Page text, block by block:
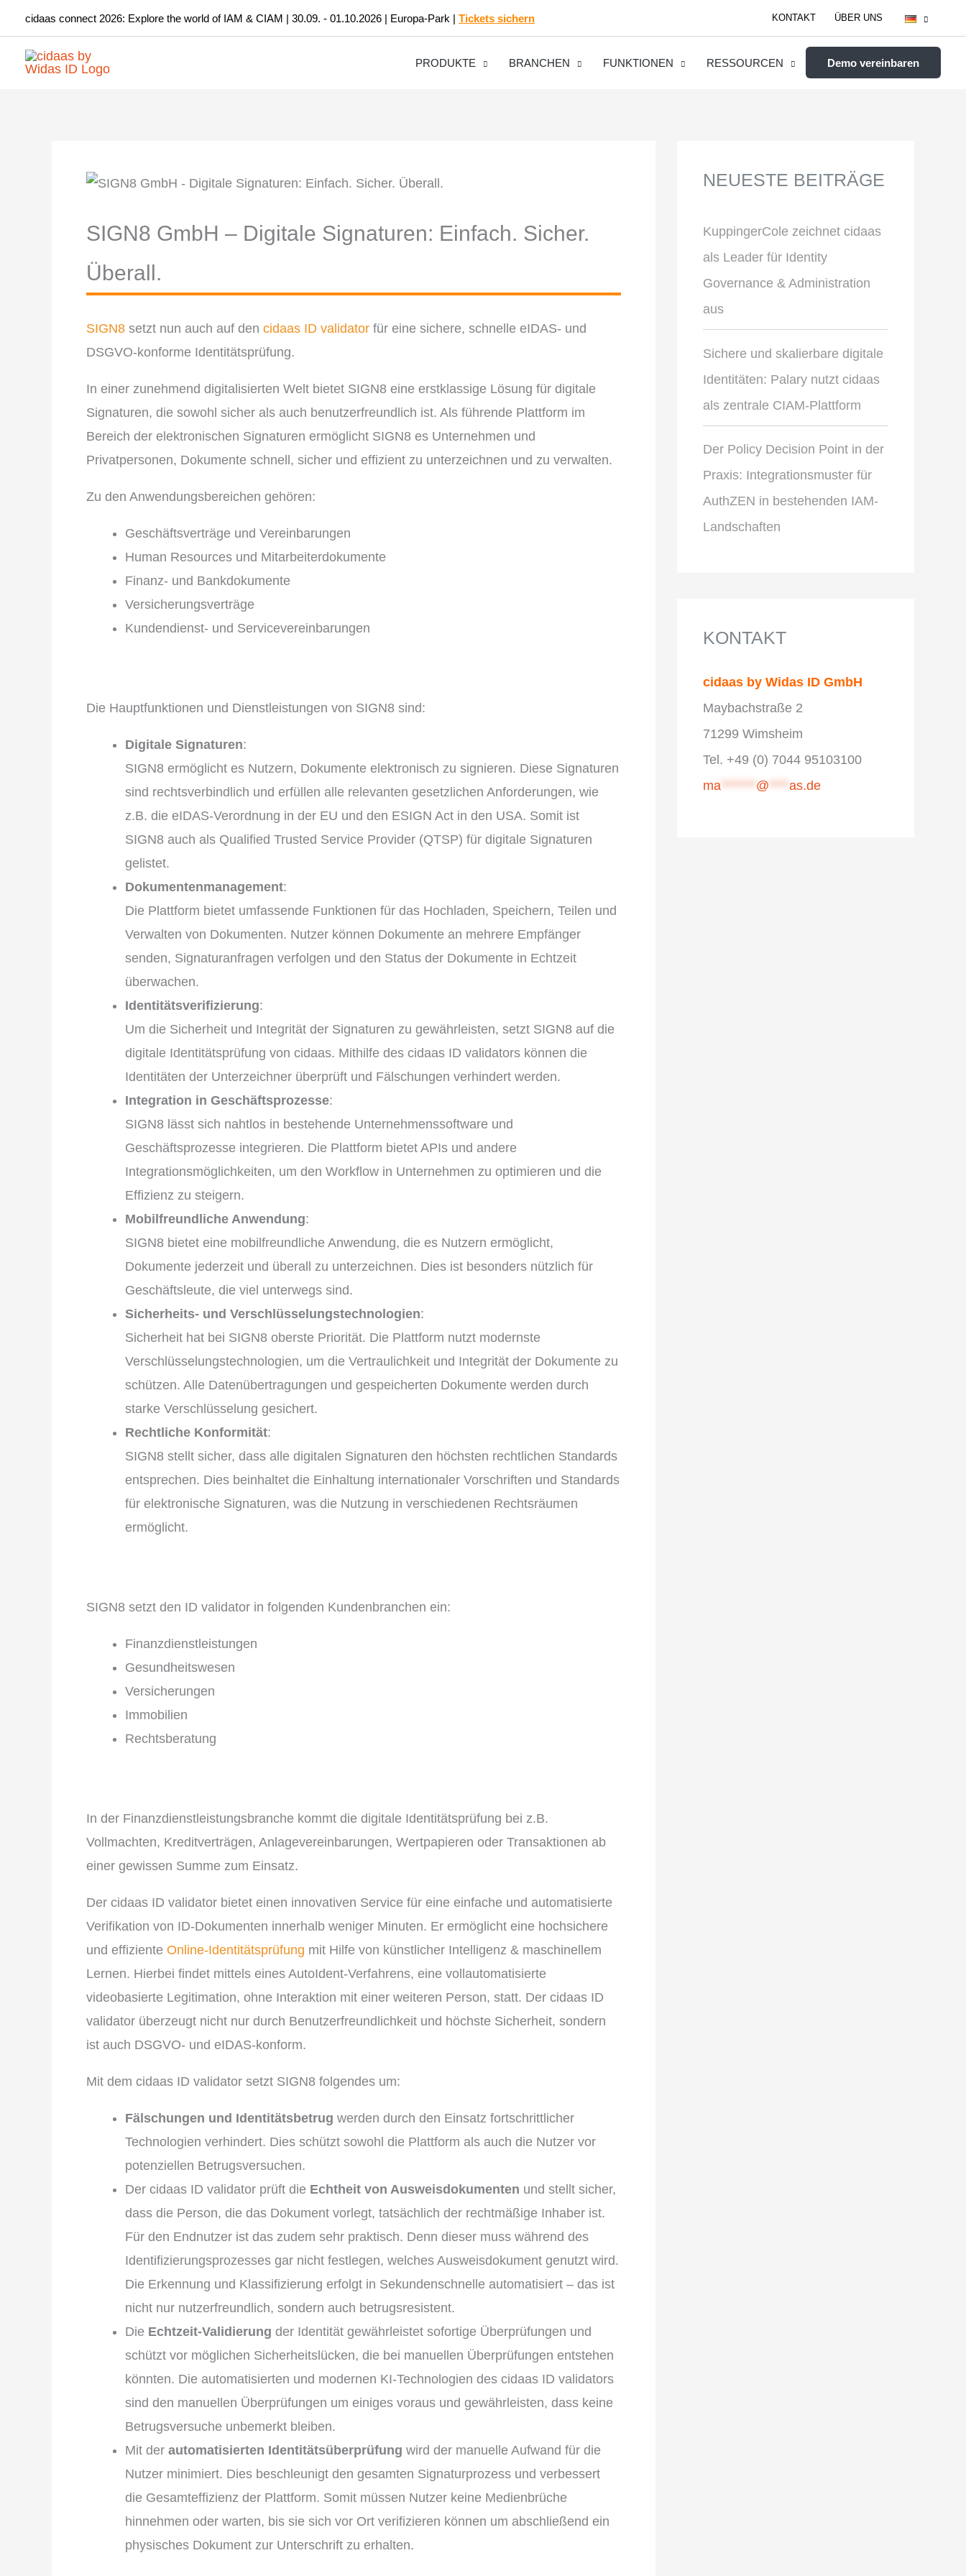
Inhalt
springen
cidaas connect 2026: Explore the world of IAM & CIAM | 30.09. - 01.10.2026 | Europa-Park | Tickets sichern KONTAKT ÜBER UNS
PRODUKTE BRANCHEN FUNKTIONEN RESSOURCEN Demo vereinbaren
SIGN8 GmbH – Digitale Signaturen: Einfach. Sicher.
Überall.
SIGN8 setzt nun auch auf dencidaas ID validator für eine sichere, schnelle eIDAS- und
DSGVO-konforme Identitätsprüfung.
In einer zunehmend digitalisierten Welt bietet SIGN8 eine erstklassige Lösung für digitale
Signaturen, die sowohl sicher als auch benutzerfreundlich ist. Als führende Plattform im
Bereich der elektronischen Signaturen ermöglicht SIGN8 es Unternehmen und
Privatpersonen, Dokumente schnell, sicher und effizient zu unterzeichnen und zu verwalten.
Zu den Anwendungsbereichen gehören:
Geschäftsverträge und Vereinbarungen
Human Resources und Mitarbeiterdokumente
Finanz- und Bankdokumente
Versicherungsverträge
Kundendienst- und Servicevereinbarungen
Die Hauptfunktionen und Dienstleistungen von SIGN8 sind:
Digitale Signaturen:
SIGN8 ermöglicht es Nutzern, Dokumente elektronisch zu signieren. Diese Signaturen
sind rechtsverbindlich und erfüllen alle relevanten gesetzlichen Anforderungen, wie
z.B. die eIDAS-Verordnung in der EU und den ESIGN Act in den USA. Somit ist
SIGN8 auch als Qualified Trusted Service Provider (QTSP) für digitale Signaturen
gelistet.
Dokumentenmanagement:
Die Plattform bietet umfassende Funktionen für das Hochladen, Speichern, Teilen und
Verwalten von Dokumenten. Nutzer können Dokumente an mehrere Empfänger
senden, Signaturanfragen verfolgen und den Status der Dokumente in Echtzeit
überwachen.
Identitätsverifizierung:
Um die Sicherheit und Integrität der Signaturen zu gewährleisten, setzt SIGN8 auf die
digitale Identitätsprüfung von cidaas. Mithilfe des cidaas ID validators können die
Identitäten der Unterzeichner überprüft und Fälschungen verhindert werden.
Integration in Geschäftsprozesse:
SIGN8 lässt sich nahtlos in bestehende Unternehmenssoftware und
Geschäftsprozesse integrieren. Die Plattform bietet APIs und andere
Integrationsmöglichkeiten, um den Workflow in Unternehmen zu optimieren und die
Effizienz zu steigern.
Mobilfreundliche Anwendung:
SIGN8 bietet eine mobilfreundliche Anwendung, die es Nutzern ermöglicht,
Dokumente jederzeit und überall zu unterzeichnen. Dies ist besonders nützlich für
Geschäftsleute, die viel unterwegs sind.
Sicherheits- und Verschlüsselungstechnologien:
Sicherheit hat bei SIGN8 oberste Priorität. Die Plattform nutzt modernste
Verschlüsselungstechnologien, um die Vertraulichkeit und Integrität der Dokumente zu
schützen. Alle Datenübertragungen und gespeicherten Dokumente werden durch
starke Verschlüsselung gesichert.
Rechtliche Konformität:
SIGN8 stellt sicher, dass alle digitalen Signaturen den höchsten rechtlichen Standards
entsprechen. Dies beinhaltet die Einhaltung internationaler Vorschriften und Standards
für elektronische Signaturen, was die Nutzung in verschiedenen Rechtsräumen
ermöglicht.
SIGN8 setzt den ID validator in folgenden Kundenbranchen ein:
Finanzdienstleistungen
Gesundheitswesen
Versicherungen
Immobilien
Rechtsberatung
In der Finanzdienstleistungsbranche kommt die digitale Identitätsprüfung bei z.B.
Vollmachten, Kreditverträgen, Anlagevereinbarungen, Wertpapieren oder Transaktionen ab
einer gewissen Summe zum Einsatz.
Der cidaas ID validator bietet einen innovativen Service für eine einfache und automatisierte
Verifikation von ID-Dokumenten innerhalb weniger Minuten. Er ermöglicht eine hochsichere
und effizienteOnline-Identitätsprüfung mit Hilfe von künstlicher Intelligenz & maschinellem
Lernen. Hierbei findet mittels eines AutoIdent-Verfahrens, eine vollautomatisierte
videobasierte Legitimation, ohne Interaktion mit einer weiteren Person, statt. Der cidaas ID
validator überzeugt nicht nur durch Benutzerfreundlichkeit und höchste Sicherheit, sondern
ist auch DSGVO- und eIDAS-konform.
Mit dem cidaas ID validator setzt SIGN8 folgendes um:
Fälschungen und Identitätsbetrug werden durch den Einsatz fortschrittlicher
Technologien verhindert. Dies schützt sowohl die Plattform als auch die Nutzer vor
potenziellen Betrugsversuchen.
Der cidaas ID validator prüft die Echtheit von Ausweisdokumenten und stellt sicher,
dass die Person, die das Dokument vorlegt, tatsächlich der rechtmäßige Inhaber ist.
Für den Endnutzer ist das zudem sehr praktisch. Denn dieser muss während des
Identifizierungsprozesses gar nicht festlegen, welches Ausweisdokument genutzt wird.
Die Erkennung und Klassifizierung erfolgt in Sekundenschnelle automatisiert – das ist
nicht nur nutzerfreundlich, sondern auch betrugsresistent.
Die Echtzeit-Validierung der Identität gewährleistet sofortige Überprüfungen und
schützt vor möglichen Sicherheitslücken, die bei manuellen Überprüfungen entstehen
könnten. Die automatisierten und modernen KI-Technologien des cidaas ID validators
sind den manuellen Überprüfungen um einiges voraus und gewährleisten, dass keine
Betrugsversuche unbemerkt bleiben.
Mit derautomatisierten Identitätsüberprüfung wird der manuelle Aufwand für die
Nutzer minimiert. Dies beschleunigt den gesamten Signaturprozess und verbessert
die Gesamteffizienz der Plattform. Somit müssen Nutzer keine Medienbrüche
hinnehmen oder warten, bis sie sich vor Ort verifizieren können um abschließend ein
physisches Dokument zur Unterschrift zu erhalten.
NEUESTE BEITRÄGE
KuppingerCole zeichnet cidaas
als Leader für Identity
Governance & Administration
aus
Sichere und skalierbare digitale
Identitäten: Palary nutzt cidaas
als zentrale CIAM-Plattform
Der Policy Decision Point in der
Praxis: Integrationsmuster für
AuthZEN in bestehenden IAM-
Landschaften
KONTAKT
cidaas by Widas ID GmbH
Maybachstraße 2
71299 Wimsheim
Tel. +49 (0) 7044 95103100
ma ******* @ **** as.de